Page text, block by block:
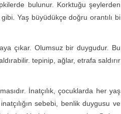
bulunur. Korktuğu şeylerden
Yaş büyüdükçe doğru orantılı bi
çıkar. Olumsuz bir duygudur. Bu
tepinip, ağlar, etrafa saldırır
İnatçılık, çocuklarda her yaş
sebebi, benlik duygusu ve